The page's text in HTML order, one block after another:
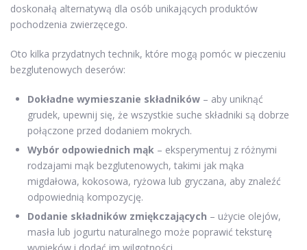
doskonałą alternatywą dla osób unikających produktów
pochodzenia zwierzęcego.
Oto kilka przydatnych technik, które mogą pomóc w pieczeniu
bezglutenowych deserów:
Dokładne wymieszanie składników – aby uniknąć
grudek, upewnij się, że wszystkie suche składniki są dobrze
połączone przed dodaniem mokrych.
Wybór odpowiednich mąk – eksperymentuj z różnymi
rodzajami mąk bezglutenowych, takimi jak mąka
migdałowa, kokosowa, ryżowa lub gryczana, aby znaleźć
odpowiednią kompozycję.
Dodanie składników zmiękczających – użycie olejów,
masła lub jogurtu naturalnego może poprawić teksturę